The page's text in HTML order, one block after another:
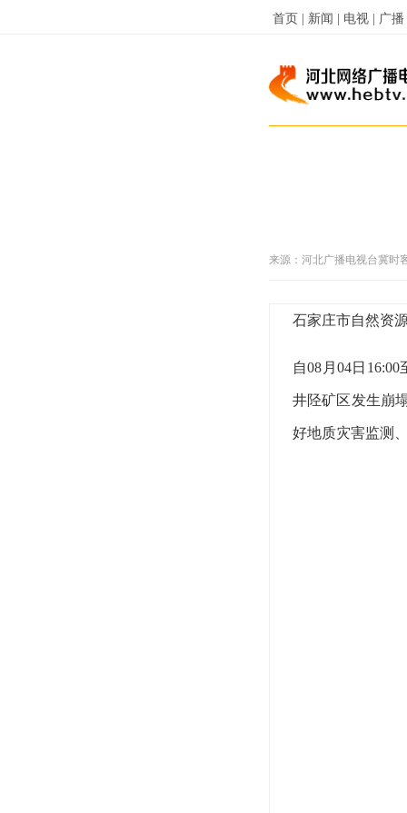
首页 | 新闻 | 电视 | 广播
来源： 河北广播电视台冀时
石家庄市自然资
自08月04日
井陉矿区发生崩
好地质灾害监测